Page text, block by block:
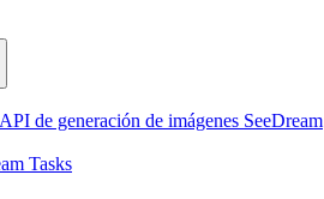
de generación de imágenes SeeDream
Tasks